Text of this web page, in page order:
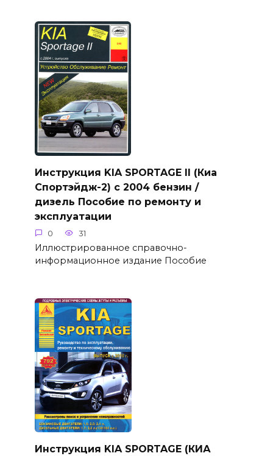
Инструкция KIA SPORTAGE II (Киа
Спортэйдж-2) с 2004 бензин /
дизель Пособие по ремонту и
эксплуатации
0 31
Иллюстрированное справочно-
информационное издание Пособие
Инструкция KIA SPORTAGE (КИА